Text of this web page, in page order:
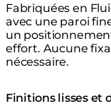
Fabriquées en
avec une paroi
un
effort. Aucune
nécessaire.
Finitions lisses et